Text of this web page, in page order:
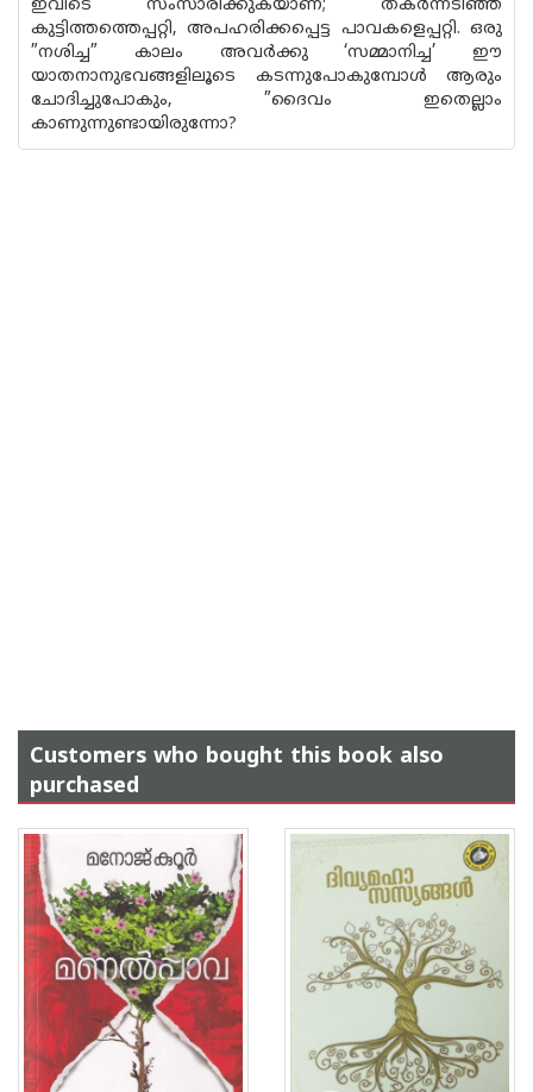
ഇവിടെ സംസാരിക്കുകയാണ്; തകര്‍ന്നടിഞ്ഞ
കുട്ടിത്തത്തെപ്പറ്റി, അപഹരിക്കപ്പെട്ട പാവകളെപ്പറ്റി. ഒരു
”നശിച്ച” കാലം അവര്‍ക്കു ‘സമ്മാനിച്ച’ ഈ
യാതനാനുഭവങ്ങളിലൂടെ കടന്നുപോകുമ്പോള്‍ ആരും
ചോദിച്ചുപോകും, ”ദൈവം ഇതെല്ലാം
കാണുന്നുണ്ടായിരുന്നോ?
Customers who bought this book also
purchased